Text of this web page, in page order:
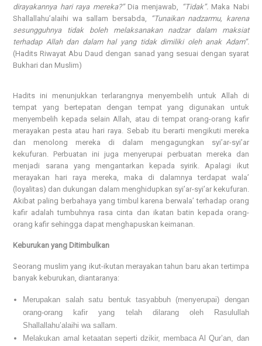
dirayakannya hari raya mereka?”Dia menjawab, “Tidak”.Maka Nabi
Shallallahu’alaihi wa sallam bersabda,
“Tunaikan nadzarmu, karena
sesungguhnya tidak boleh melaksanakan nadzar dalam maksiat
terhadap Allah dan dalam hal yang tidak dimiliki oleh anak Adam”.
(Hadits Riwayat Abu Daud dengan sanad yang sesuai dengan syarat
Bukhari dan Muslim)
Hadits ini menunjukkan terlarangnya menyembelih untuk Allah di
tempat yang bertepatan dengan tempat yang digunakan untuk
menyembelih kepada selain Allah, atau di tempat orang-orang kafir
merayakan pesta atau hari raya. Sebab itu berarti mengikuti mereka
dan menolong mereka di dalam mengagungkan syi’ar-syi’ar
kekufuran. Perbuatan ini juga menyerupai perbuatan mereka dan
menjadi sarana yang mengantarkan kepada syirik. Apalagi ikut
merayakan hari raya mereka, maka di dalamnya terdapat wala’
(loyalitas) dan dukungan dalam menghidupkan syi’ar-syi’ar kekufuran.
Akibat paling berbahaya yang timbul karena berwala’ terhadap orang
kafir adalah tumbuhnya rasa cinta dan ikatan batin kepada orang-
orang kafir sehingga dapat menghapuskan keimanan.
Keburukan yang Ditimbulkan
Seorang muslim yang ikut-ikutan merayakan tahun baru akan tertimpa
banyak keburukan, diantaranya:
Merupakan salah satu bentuk tasyabbuh (menyerupai) dengan
orang-orang kafir yang telah dilarang oleh Rasulullah
Shallallahu’alaihi wa sallam.
Melakukan amal ketaatan seperti dzikir, membaca Al Qur’an, dan